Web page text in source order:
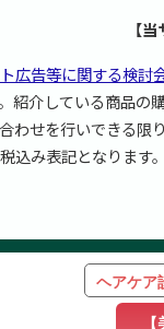
【
広告等に関する検
紹介している商品
わせを行いできる
込み表記となります。
ヘアケア